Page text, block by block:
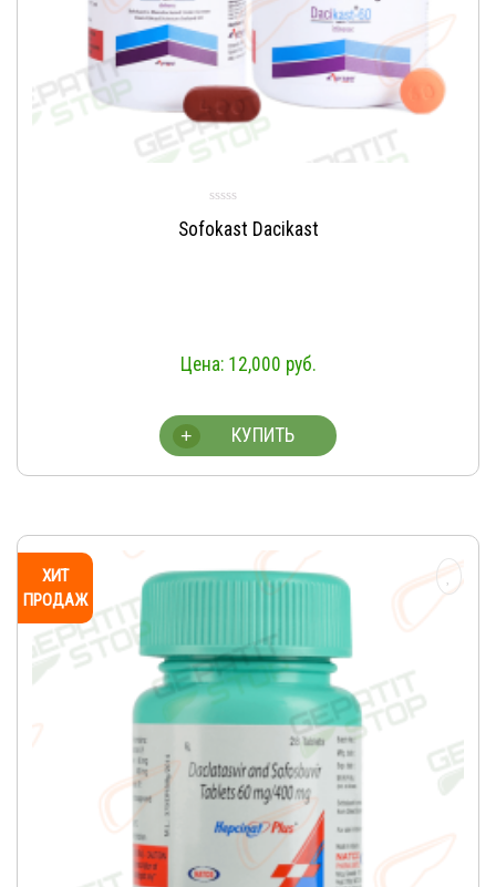
Sofokast Dacikast
12,000 руб.
КУПИТЬ
+
ХИТ
ПРОДАЖ